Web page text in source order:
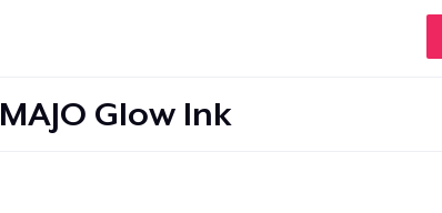
MAJO Glow Ink